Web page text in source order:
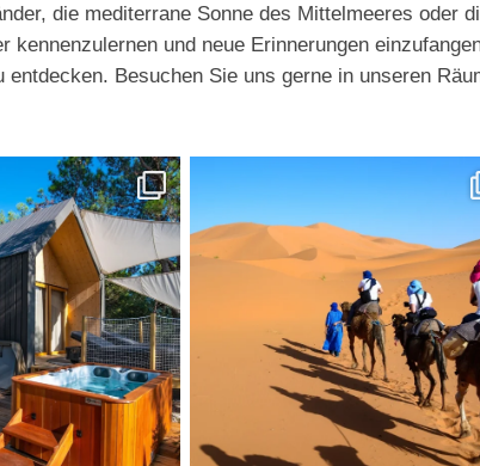
die mediterrane Sonne des Mittelmeeres oder
und neue Erinnerungen
Besuchen Sie uns gerne in unseren